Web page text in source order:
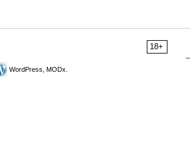
18+
WordPress, MODx.